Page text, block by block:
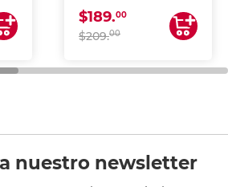
$189.00
$209.00
nuestro newsletter